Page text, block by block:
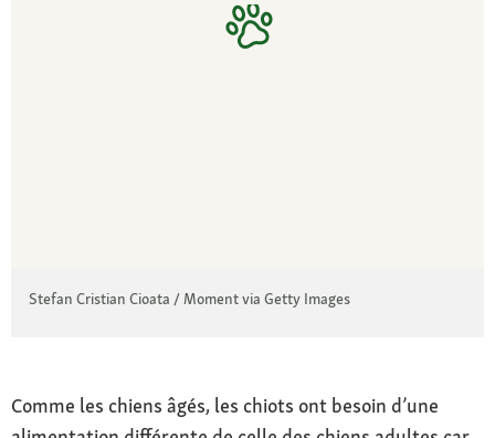
Stefan Cristian Cioata / Moment via Getty Images
Comme les chiens âgés, les chiots ont besoin d’une